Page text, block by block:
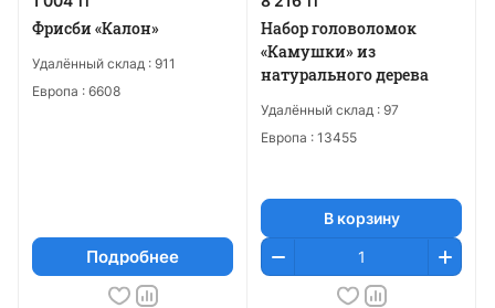
Фрисби «Калон»
Удалённый склад : 911
Европа : 6608
Подробнее
Набор головоломок
«Камушки» из
натурального дерева
Удалённый склад : 97
Европа : 13455
В корзину